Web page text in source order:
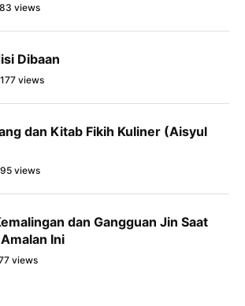
views
Dibaan
177 views
dan Kitab Fikih Kuliner (Aisyul
95 views
dan Gangguan Jin Saat
Ini
views